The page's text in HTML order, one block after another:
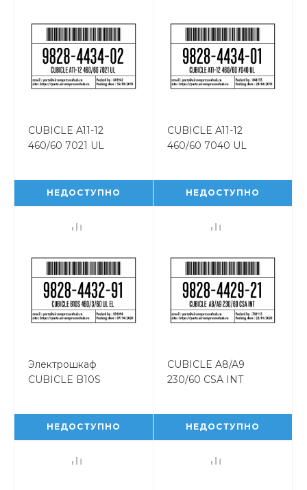
CUBICLE A11-12
460/60 7021 UL
9828443402
НЕДОСТУПНО
CUBICLE A11-12
460/60 7040 UL
9828443401
НЕДОСТУПНО
Электрошкаф
CUBICLE B10S
НЕДОСТУПНО
CUBICLE A8/A9
230/60 CSA INT
9828442921
НЕДОСТУПНО